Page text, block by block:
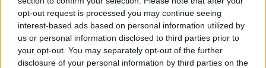
opt-out request is processed you may continue seeing
interest-based ads based on personal information utilized by
us or personal information disclosed to third parties prior to
your opt-out. You may separately opt-out of the further
disclosure of your personal information by third parties on the
tamponi effettuatisono stati 17.612, per un totale di 1.466.807.
A questi si aggiungono anche 2.256 test sierologici.
casi attivi , cioè il numero di malati effettivi, a oggi sono 13.642
(1.131 in più di quelli registrati ieri). Di questi, le persone in